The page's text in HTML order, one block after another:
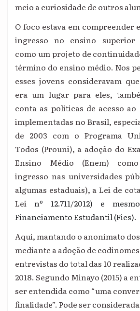
meio a curiosidade de outros
O foco estava em compreender
ingresso no ensino superior
como um projeto de
término do ensino médio. Nos
esses jovens consideravam
era um lugar para eles,
conta as politicas de acesso
implementadas no Brasil,
de 2003 com o Programa
Todos (Prouni), a adoção do
Ensino Médio (Enem)
ingresso nas universidades
algumas estaduais), a Lei de
Lei nº 12.711/2012) e
Financiamento Estudantil (Fies).
Aqui, mantando o anonimato
mediante a adoção de
entrevistas do total das 10
2018. Segundo Minayo (2015) a
ser entendida como “uma
finalidade”. Pode ser